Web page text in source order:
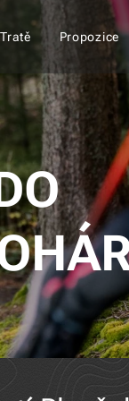
Tratě Propozice